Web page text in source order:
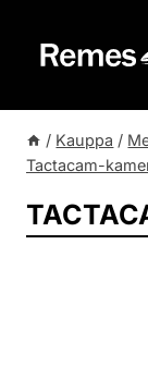
sisältöön
/ Kauppa /
Tactacam-